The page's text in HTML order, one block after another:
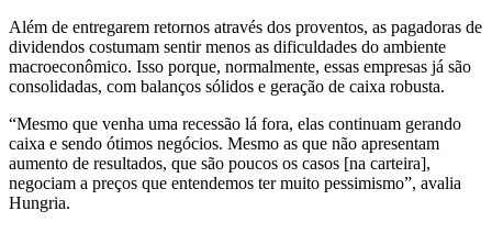
Além de entregarem retornos através dos proventos, as pagadoras de
dividendos costumam sentir menos as dificuldades do ambiente
macroeconômico. Isso porque, normalmente, essas empresas já são
consolidadas, com balanços sólidos e geração de caixa robusta.
“Mesmo que venha uma recessão lá fora, elas continuam gerando
caixa e sendo ótimos negócios. Mesmo as que não apresentam
aumento de resultados, que são poucos os casos [na carteira],
negociam a preços que entendemos ter muito pessimismo”, avalia
Hungria.